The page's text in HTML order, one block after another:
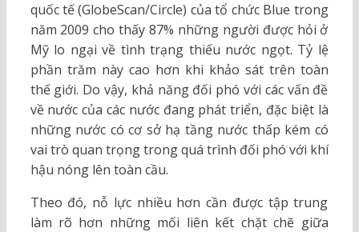
quốc tế (GlobeScan/Circle) của tổ chức Blue trong
năm 2009 cho thấy 87% những người được hỏi ở
Mỹ lo ngại về tình trạng thiếu nước ngọt. Tỷ lệ
phần trăm này cao hơn khi khảo sát trên toàn
thế giới. Do vậy, khả năng đối phó với các vấn đề
về nước của các nước đang phát triển, đặc biệt là
những nước có cơ sở hạ tầng nước thấp kém có
vai trò quan trọng trong quá trình đối phó với khí
hậu nóng lên toàn cầu.
Theo đó, nỗ lực nhiều hơn cần được tập trung
làm rõ hơn những mối liên kết chặt chẽ giữa